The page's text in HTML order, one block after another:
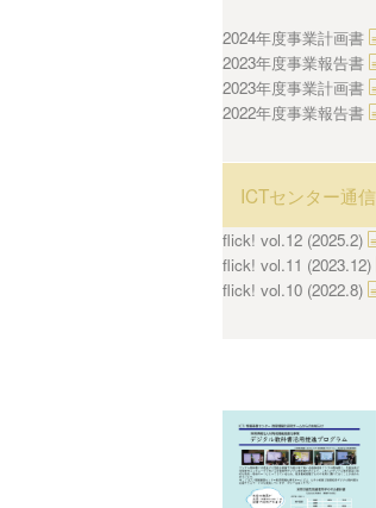
2024年度事業計画書
2023年度事業報告書
2023年度事業計画書
2022年度事業報告書
ICTセンター通信
flick! vol.12 (2025.2)
flick! vol.11 (2023.12)
flick! vol.10 (2022.8)